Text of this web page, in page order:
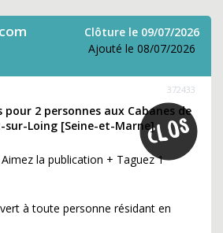
Clôture le 09/07/2026
Ajouté le 08/07/2026
372433
pour 2 personnes aux Cabanes de
sur-Loing [Seine-et-Marne]
la publication + Taguez 1
à toute personne résidant en